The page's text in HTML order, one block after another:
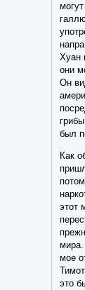
Хуан
они
Он
был
Как
этот
мира.
мое
это